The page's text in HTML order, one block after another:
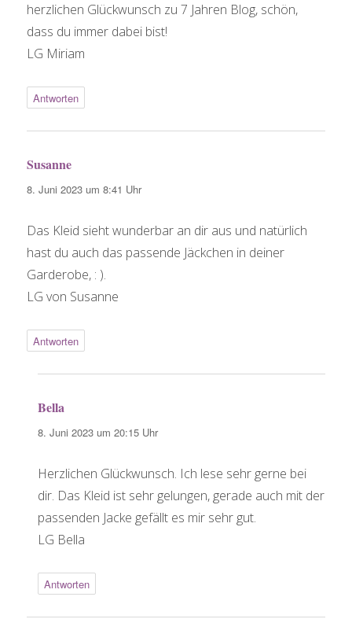
herzlichen Glückwunsch zu 7 Jahren Blog, schön,
dass du immer dabei bist!
LG Miriam
Antworten
Susanne
8. Juni 2023 um 8:41 Uhr
Das Kleid sieht wunderbar an dir aus und natürlich
hast du auch das passende Jäckchen in deiner
Garderobe, : ).
LG von Susanne
Antworten
Bella
8. Juni 2023 um 20:15 Uhr
Herzlichen Glückwunsch. Ich lese sehr gerne bei
dir. Das Kleid ist sehr gelungen, gerade auch mit der
passenden Jacke gefällt es mir sehr gut.
LG Bella
Antworten